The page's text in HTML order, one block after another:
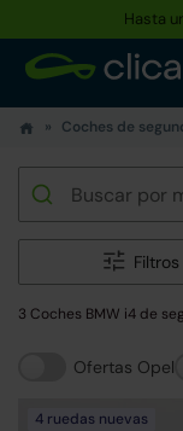
Hasta
Coches de
Filtros
3 Coches BMW i4 de
Ofertas Opel
4 ruedas nuevas